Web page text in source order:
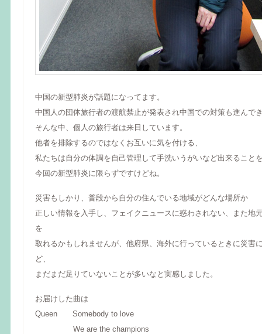
中国の新型肺炎が話題になってます。
中国人の団体旅行者の渡航禁止が発表され中国での対策も進んで
そんな中、個人の旅行者は来日しています。
他者を排除するのではなくお互いに気を付ける、
私たちは自分の体調を自己管理して手洗いうがいなど出来ること
今回の新型肺炎に限らずですけどね。
災害もしかり、普段から自分の住んでいる地域がどんな場所か
正しい情報を入手し、フェイクニュースに惑わされない、また地
を
取れるかもしれませんが、他府県、海外に行っているときに災害
ど、
まだまだ足りていないことが多いなと実感しました。
お届けした曲は
Queen Somebody to love
We are the champions